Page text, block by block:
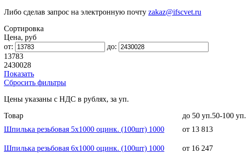
Либо сделав запрос на электронную почту zakaz@ifscvet.ru
Сортировка
Цена, руб
от:
до:
13783
2430028
Показать
Сбросить фильтры
Цены указаны с НДС в рублях, за уп.
Товар
до 50 уп.50-100 уп.
Шпилька резьбовая 5x1000 оцинк. (100шт) 1000
от 13 813
Шпилька резьбовая 6x1000 оцинк. (100шт) 1000
от 16 247